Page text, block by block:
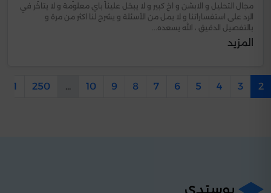
مجال التحليل و الابشن و اخ كبير و لا يبخل علينا باي معلومة و لا يتاخر في
الرد على استفساراتنا و لا يمل من الأسئلة و يشرح لنا اكثر من مرة و
بالتفصيل الدقيق ، الله يسعده...
المزيد
2
3
4
5
6
7
8
9
10
...
250
251